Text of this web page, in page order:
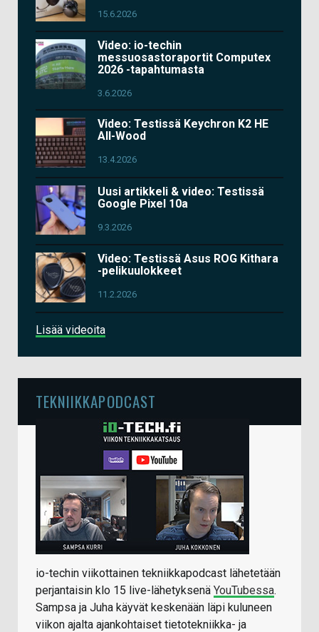
15.6.2026
Video: io-techin
messuosastoraportit Computex
2026 -tapahtumasta
3.6.2026
Video: Testissä Keychron K2 HE
All-Wood
13.4.2026
Uusi artikkeli & video: Testissä
Google Pixel 10a
9.3.2026
Video: Testissä Asus ROG Kithara
-pelikuulokkeet
11.2.2026
Lisää videoita
TEKNIIKKAPODCAST
io-techin viikottainen tekniikkapodcast lähetetään
perjantaisin klo 15 live-lähetyksenä YouTubessa.
Sampsa ja Juha käyvät keskenään läpi kuluneen
viikon ajalta ajankohtaiset tietotekniikka- ja